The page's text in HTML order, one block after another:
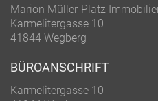
Marion Müller-Platz
Karmelitergasse 10
41844 Wegberg
BÜROANSCHRIFT
Karmelitergasse 10